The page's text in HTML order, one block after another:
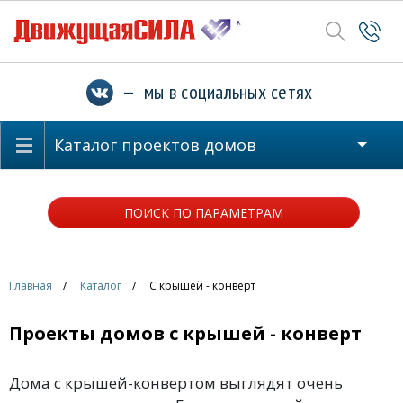
— мы в социальных сетях
Каталог проектов домов
ПОИСК ПО ПАРАМЕТРАМ
Главная Каталог С крышей - конверт
Проекты домов с крышей - конверт
Дома с крышей-конвертом выглядят очень